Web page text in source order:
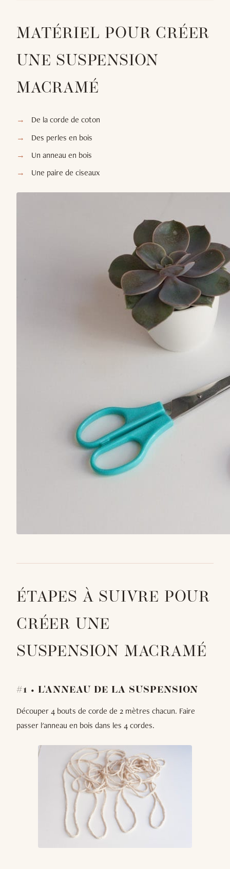
MATÉRIEL POUR CRÉER
UNE SUSPENSION
MACRAMÉ
De la corde de coton
Des perles en bois
Un anneau en bois
Une paire de ciseaux
ÉTAPES À SUIVRE POUR
CRÉER UNE
SUSPENSION MACRAMÉ
#1 • L'ANNEAU DE LA SUSPENSION
Découper 4 bouts de corde de 2 mètres chacun. Faire
passer l'anneau en bois dans les 4 cordes.